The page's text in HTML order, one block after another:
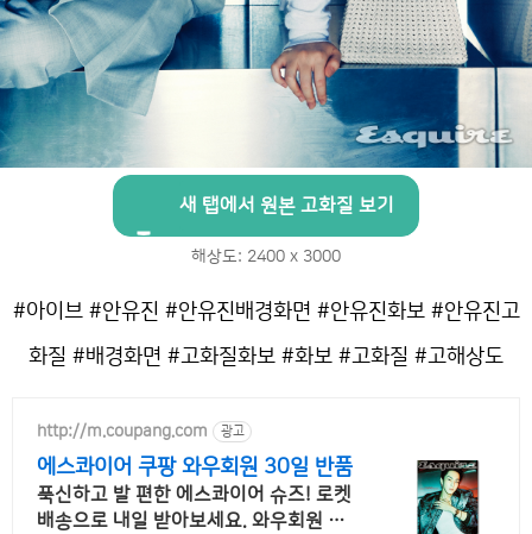
새 탭에서 원본 고화질 보기
해상도: 2400 x 3000
#아이브 #안유진 #안유진배경화면 #안유진화보 #안유진고
화질 #배경화면 #고화질화보 #화보 #고화질 #고해상도
http://m.coupang.com 광고
에스콰이어 쿠팡 와우회원 30일 반품
푹신하고 발 편한 에스콰이어 슈즈! 로켓
배송으로 내일 받아보세요. 와우회원 무